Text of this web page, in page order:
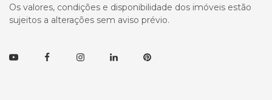
Os valores, condições e disponibilidade dos imóveis estão
sujeitos a alterações sem aviso prévio.
YoutubeFacebookInstagramLinkedinPinterest